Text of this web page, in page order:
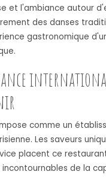
et l'ambiance autour
des danses
gastronomique
comme un
Les saveurs
placent ce
de la